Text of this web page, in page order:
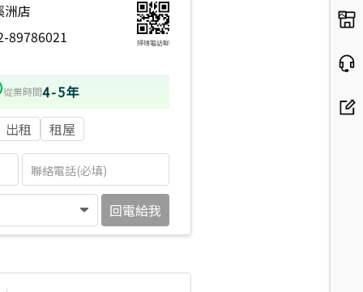
洲店
89786021 掃碼電話聊
從業時間4-5年
出租 租屋
回電給我